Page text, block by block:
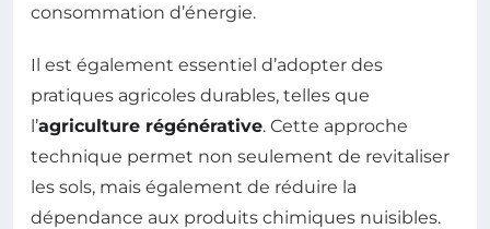
consommation d’énergie.
Il est également essentiel d’adopter des
pratiques agricoles durables, telles que
l’agriculture régénérative. Cette approche
technique permet non seulement de revitaliser
les sols, mais également de réduire la
dépendance aux produits chimiques nuisibles.